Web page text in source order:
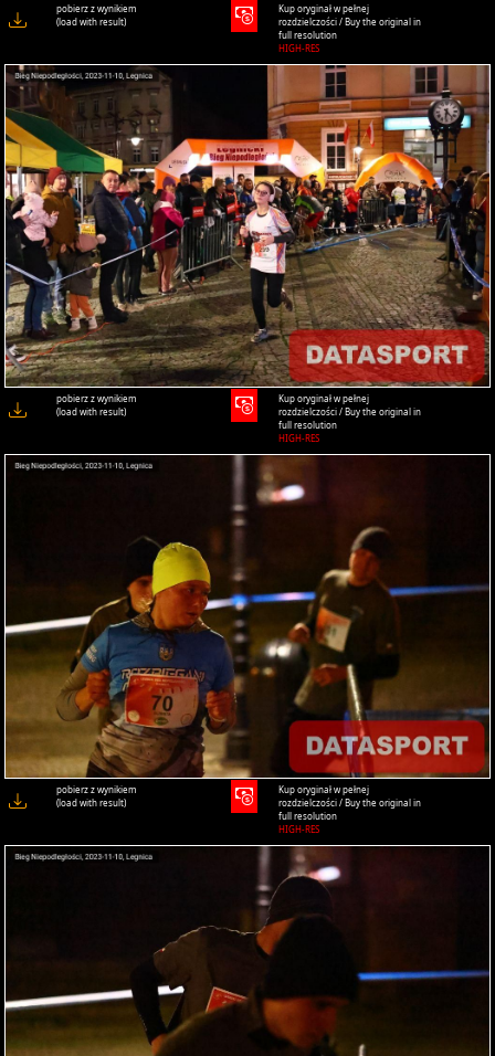
pobierz z wynikiem
(load with result)
Kup oryginał w pełnej
rozdzielczości / Buy the original in
full resolution
HIGH-RES
pobierz z wynikiem
(load with result)
Kup oryginał w pełnej
rozdzielczości / Buy the original in
full resolution
HIGH-RES
pobierz z wynikiem
(load with result)
Kup oryginał w pełnej
rozdzielczości / Buy the original in
full resolution
HIGH-RES